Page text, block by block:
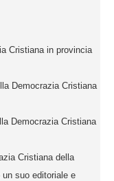
Cristiana in provincia
Democrazia Cristiana
Democrazia Cristiana
Cristiana della
suo editoriale e